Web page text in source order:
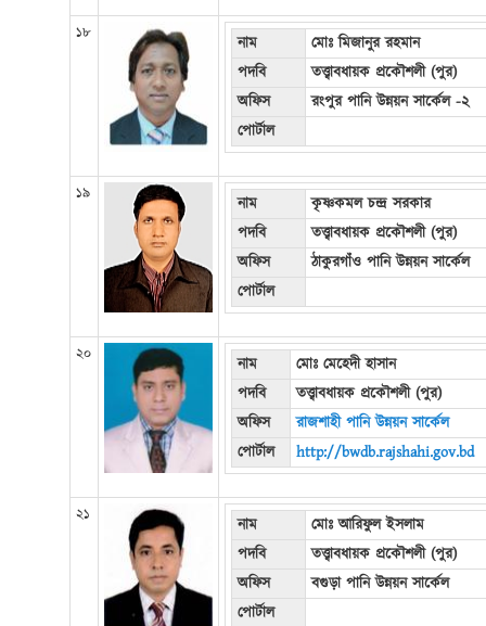
১৮ নাম
মোঃ মিজানুর রহমান
পদবি
তত্ত্বাবধায়ক প্রকৌশলী (পুর)
অফিস
রংপুর পানি উন্নয়ন সার্কেল -২
পোর্টাল
১৯ নাম
কৃষ্ণকমল চন্দ্র সরকার
পদবি
তত্ত্বাবধায়ক প্রকৌশলী (পুর)
অফিস
ঠাকুরগাঁও পানি উন্নয়ন সার্কেল
পোর্টাল
২০ নাম
মোঃ মেহেদী হাসান
পদবি
তত্ত্বাবধায়ক প্রকৌশলী (পুর)
অফিস
রাজশাহী পানি উন্নয়ন সার্কেল
পোর্টাল
http://bwdb.rajshahi.gov.bd
২১ নাম
মোঃ আরিফুল ইসলাম
পদবি
তত্ত্বাবধায়ক প্রকৌশলী (পুর)
অফিস
বগুড়া পানি উন্নয়ন সার্কেল
পোর্টাল